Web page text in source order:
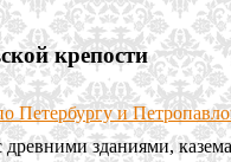
крепости
Петербургу и
зданиями,